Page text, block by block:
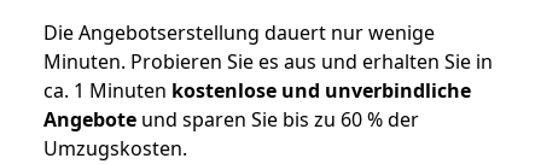
Die Angebotserstellung dauert nur wenige
Minuten. Probieren Sie es aus und erhalten Sie in
ca. 1 Minuten kostenlose und unverbindliche
Angebote und sparen Sie bis zu 60 % der
Umzugskosten.